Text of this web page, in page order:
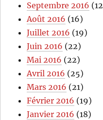
Septembre 2016
Août 2016 (16)
Juillet 2016 (19)
Juin 2016 (22)
Mai 2016 (22)
Avril 2016 (25)
Mars 2016 (21)
Février 2016 (19)
Janvier 2016 (18)